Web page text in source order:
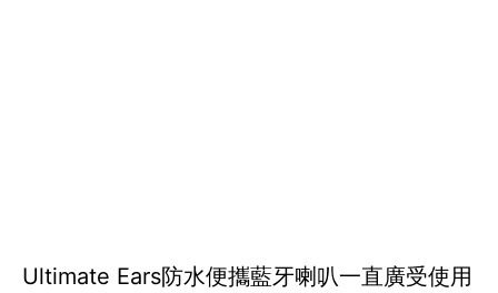
Ultimate Ears防水便攜藍牙喇叭一直廣受使用